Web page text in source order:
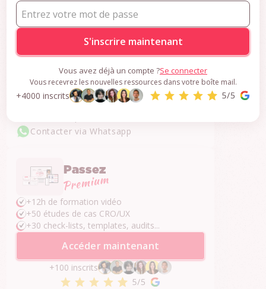
Vous avez déjà un compte ?Se connecter
Vous recevrez les nouvelles ressources dans votre boîte mail.
+4000 inscrits
CRO
S'inscrire gratuitement
Une question ?
Je réponds dans les 24h.
Contacter via Whatsapp
Passez
+12h de formation vidéo
+50 études de cas CRO/UX
+30 check-lists, templates, audits...
Accéder maintenant
+100 inscrits